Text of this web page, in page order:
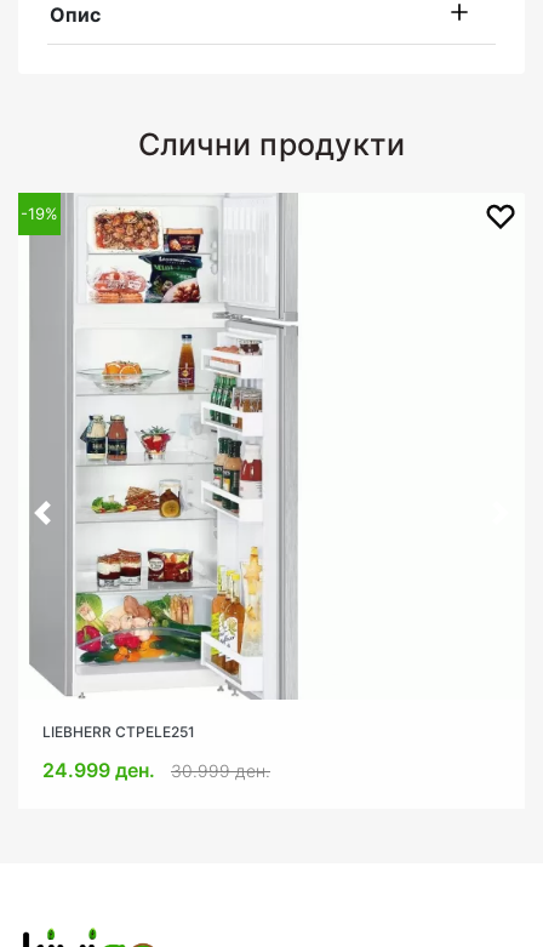
Опис
Слични продукти
-19%
LIEBHERR CTPELE251
24.999 ден. 30.999 ден.
-17%
GORENJE RK4182PW4
17.490 ден. 20.999 ден.